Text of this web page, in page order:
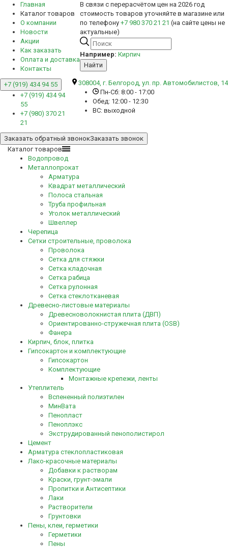
Главная
Каталог товаров
О компании
Новости
Акции
Как заказать
Оплата и доставка
Контакты
308004, г. Белгород, ул. пр. Автомобилистов, 14
Пн-Сб: 8:00 - 17:00
Обед: 12:00 - 12:30
ВС: выходной
В связи с перерасчётом цен на 2026 год
стоимость товаров уточняйте в магазине или
по телефону +7 980 370 21 21 (на сайте цены не
актуальные)
Например: Кирпич
Найти
+7 (919) 434 94 55
+7 (919) 434 94
55
+7 (980) 370 21
21
Заказать обратный звонокЗаказать звонок
Каталог товаров
Водопровод
Металлопрокат
Арматура
Квадрат металлический
Полоса стальная
Труба профильная
Уголок металлический
Швеллер
Черепица
Сетки строительные, проволока
Проволока
Сетка для стяжки
Сетка кладочная
Сетка рабица
Сетка рулонная
Сетка стеклотканевая
Древесно-листовые материалы
Древесноволокнистая плита (ДВП)
Ориентированно-стружечная плита (OSB)
Фанера
Кирпич, блок, плитка
Гипсокартон и комплектующие
Гипсокартон
Комплектующие
Монтажные крепежи, ленты
Утеплитель
Вспененный полиэтилен
МинВата
Пенопласт
Пеноплэкс
Экструдированный пенополистирол
Цемент
Арматура стеклопластиковая
Лако-красочные материалы
Добавки к растворам
Краски, грунт-эмали
Пропитки и Антисептики
Лаки
Растворители
Грунтовки
Пены, клеи, герметики
Герметики
Пены